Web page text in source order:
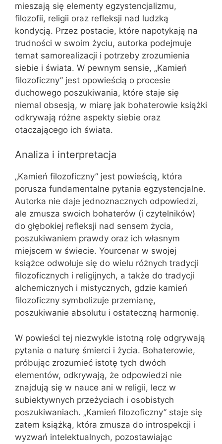
mieszają się elementy egzystencjalizmu,
filozofii, religii oraz refleksji nad ludzką
kondycją. Przez postacie, które napotykają na
trudności w swoim życiu, autorka podejmuje
temat samorealizacji i potrzeby zrozumienia
siebie i świata. W pewnym sensie, „Kamień
filozoficzny” jest opowieścią o procesie
duchowego poszukiwania, które staje się
niemal obsesją, w miarę jak bohaterowie książki
odkrywają różne aspekty siebie oraz
otaczającego ich świata.
Analiza i interpretacja
„Kamień filozoficzny” jest powieścią, która
porusza fundamentalne pytania egzystencjalne.
Autorka nie daje jednoznacznych odpowiedzi,
ale zmusza swoich bohaterów (i czytelników)
do głębokiej refleksji nad sensem życia,
poszukiwaniem prawdy oraz ich własnym
miejscem w świecie. Yourcenar w swojej
książce odwołuje się do wielu różnych tradycji
filozoficznych i religijnych, a także do tradycji
alchemicznych i mistycznych, gdzie kamień
filozoficzny symbolizuje przemianę,
poszukiwanie absolutu i ostateczną harmonię.
W powieści tej niezwykle istotną rolę odgrywają
pytania o naturę śmierci i życia. Bohaterowie,
próbując zrozumieć istotę tych dwóch
elementów, odkrywają, że odpowiedzi nie
znajdują się w nauce ani w religii, lecz w
subiektywnych przeżyciach i osobistych
poszukiwaniach. „Kamień filozoficzny” staje się
zatem książką, która zmusza do introspekcji i
wyzwań intelektualnych, pozostawiając